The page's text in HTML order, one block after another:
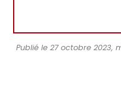
Publié le 27 octobre 2023,